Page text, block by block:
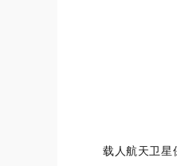
载人航天卫星